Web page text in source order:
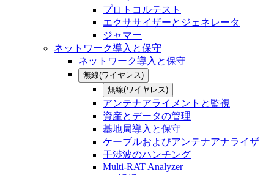
プロトコルテスト
エクササイザーとジェネレータ
ジャマー
ネットワーク導入と保守
ネットワーク導入と保守
無線(ワイヤレス)
無線(ワイヤレス)
アンテナアライメントと監視
資産とデータの管理
基地局導入と保守
ケーブルおよびアンテナアナライザ
干渉波のハンチング
Multi-RAT Analyzer